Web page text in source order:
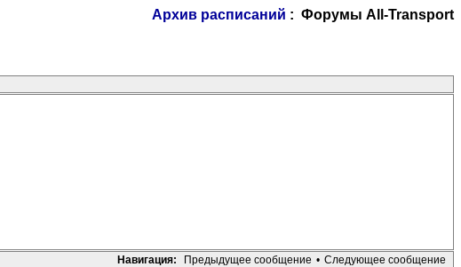
Архив расписаний : Форумы All-Transport
Навигация: Предыдущее сообщение • Следующее сообщение